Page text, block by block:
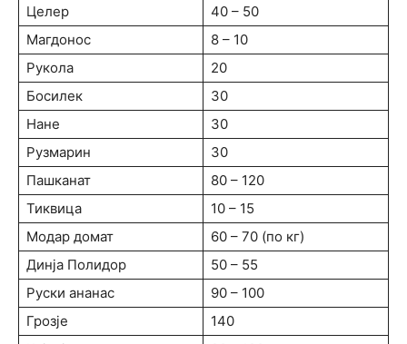
Целер
40 – 50
Магдонос
8 – 10
Рукола
20
Босилек
30
Нане
30
Рузмарин
30
Пашканат
80 – 120
Тиквица
10 – 15
Модар домат
60 – 70 (по кг)
Динја Полидор
50 – 55
Руски ананас
90 – 100
Грозје
140